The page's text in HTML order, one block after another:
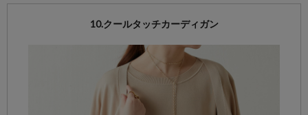
10.クールタッチカーディガン